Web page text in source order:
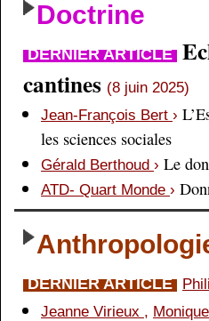
Doctrine
DERNIER ARTICLE
cantines (8 juin 2025)
Jean-François Bert ›
les sciences sociales
Gérald Berthoud › Le
ATD- Quart Monde ›
DERNIER ARTICLE
Jeanne Virieux ,